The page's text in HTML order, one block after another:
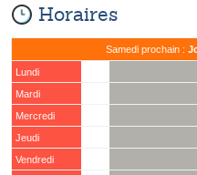
Horaires
Samedi prochain :
Lundi
Mardi
Mercredi
Jeudi
Vendredi